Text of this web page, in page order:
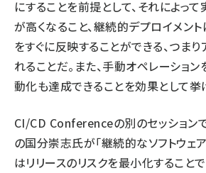
にすることを前提として、それによっ
が高くなること、継続的デプロイメン
をすぐに反映することができる、つま
れることだ。また、手動オペレーション
動化も達成できることを効果として挙
CI/CD Conferenceの別のセッションで
の国分崇志氏が「継続的なソフトウェ
はリリースのリスクを最小化すること